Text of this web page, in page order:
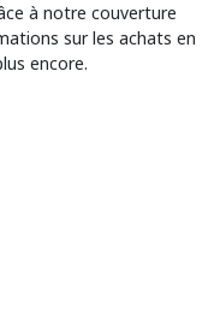
à notre couverture
sur les achats en
encore.